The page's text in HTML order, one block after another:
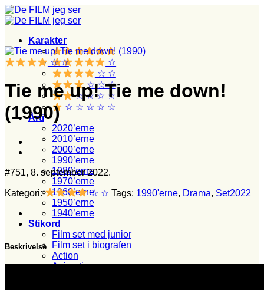
Fortsæt
til
Karakter
☆
☆ ☆
☆ ☆ ☆
☆ ☆ ☆ ☆
☆ ☆ ☆ ☆ ☆
Årti
2020’erne
2010’erne
2000’erne
1990’erne
1980’erne
1970’erne
1960’erne
1950’erne
1940’erne
Stikord
Film set med junior
Film set i biografen
Action
Animation
☆ ☆
Tie me up! Tie me down!
(1990)
#751, 8. september 2022.
Kategori: ☆ ☆ Tags: 1990'erne, Drama, Set2022
Beskrivelse